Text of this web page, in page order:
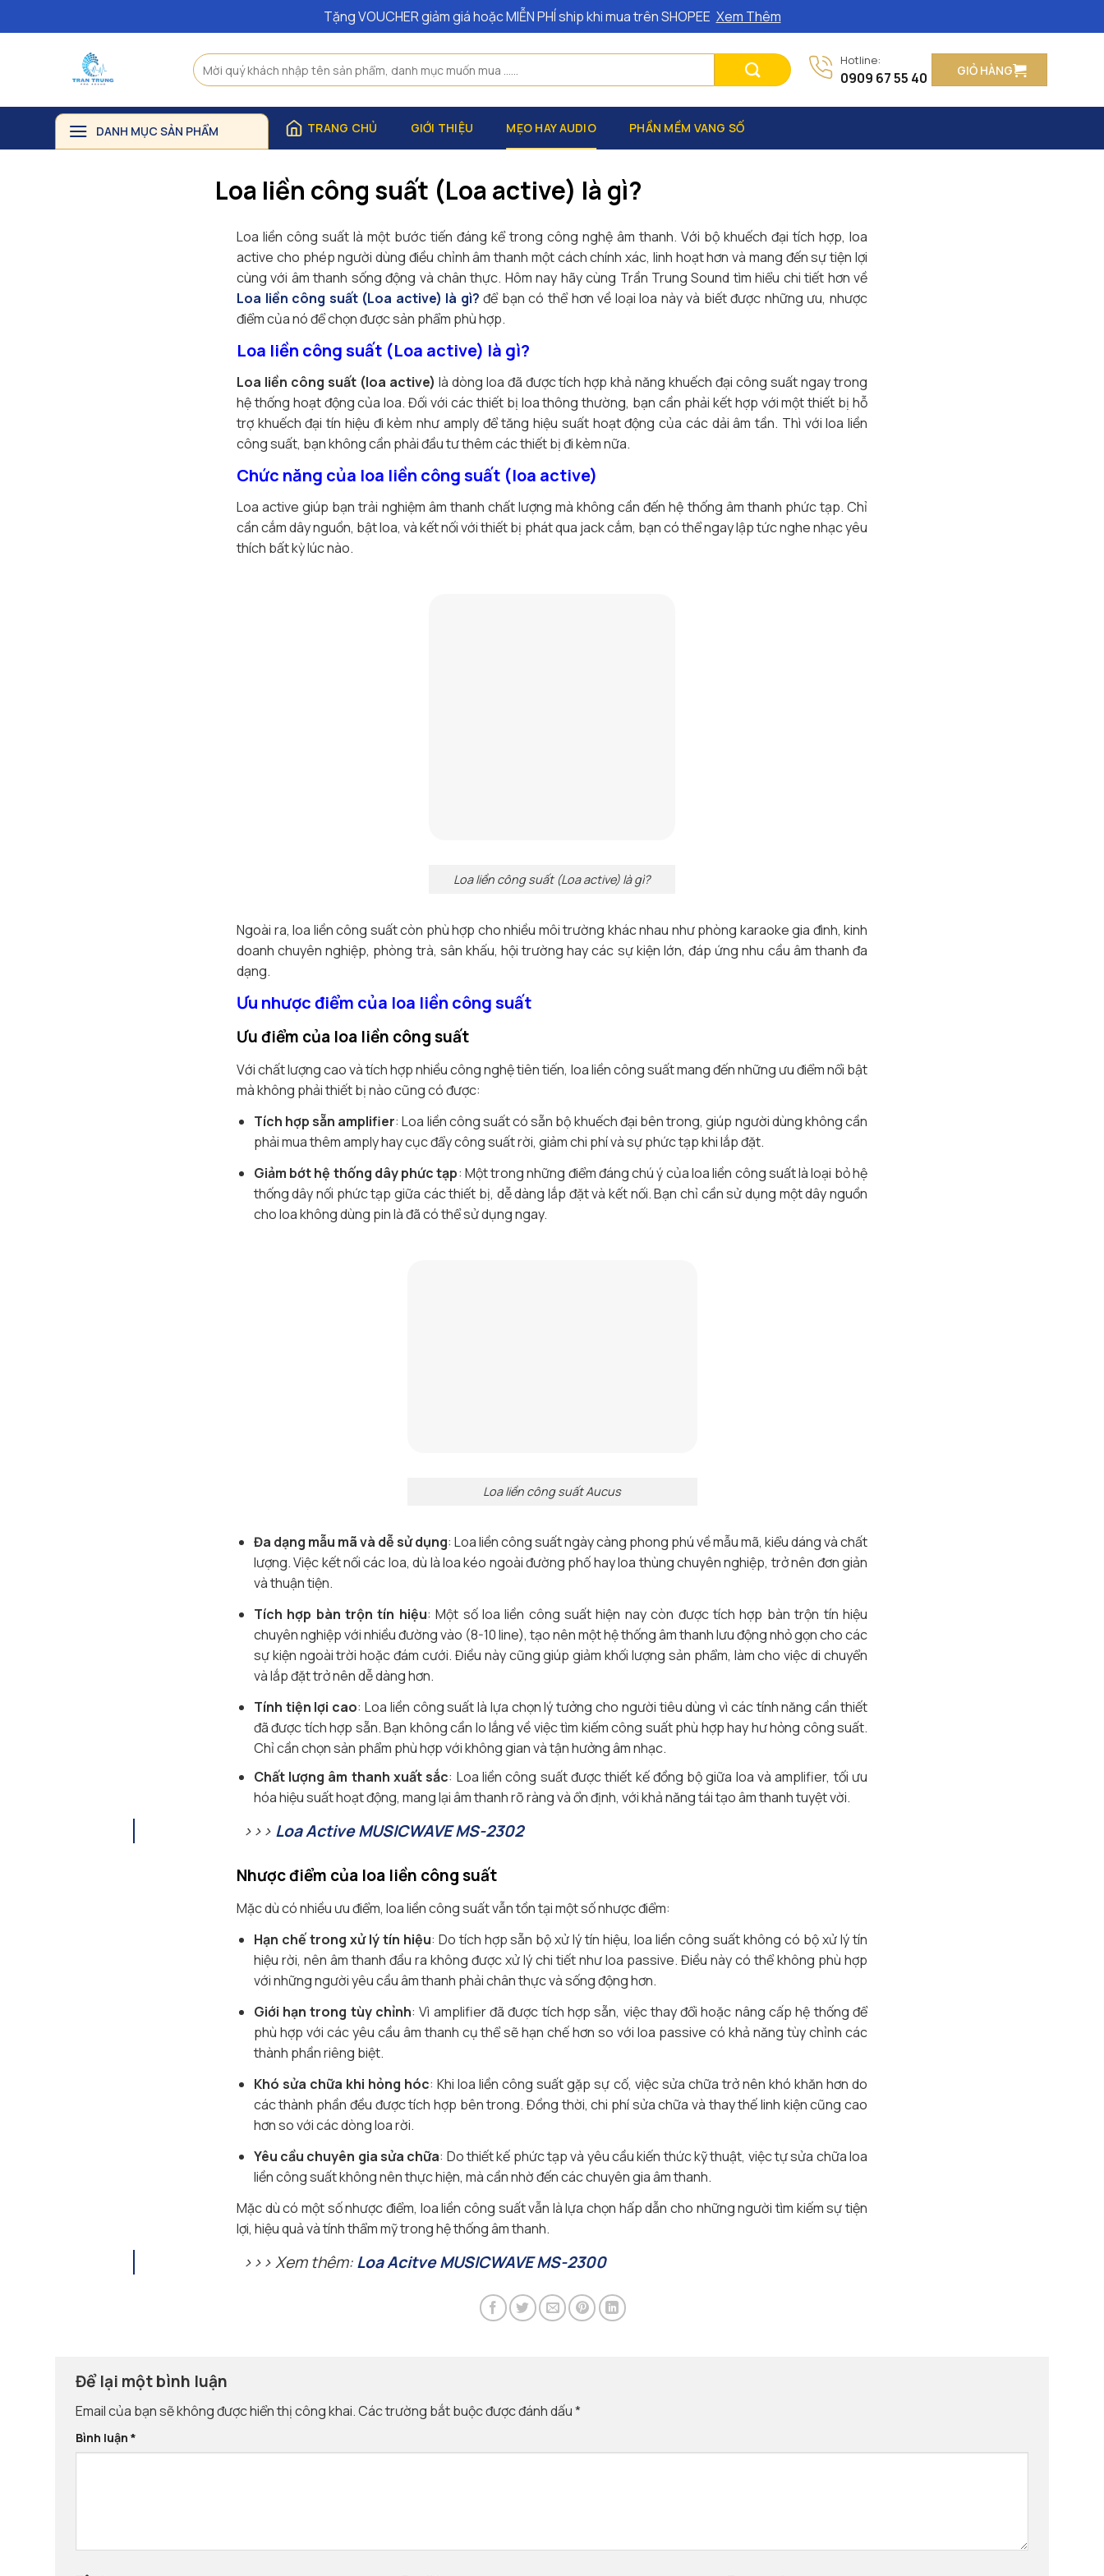
đến
Tặng VOUCHER giảm giá hoặc MIỄN PHÍ ship khi mua trên SHOPEE Xem Thêm
Tìm
kiếm:
Hotline:
0909 67 55 40 GIỎ HÀNG
DANH MỤC SẢN PHẨM TRANG CHỦ GIỚI THIỆU MẸO HAY AUDIO PHẦN MỀM VANG SỐ
Loa liền công suất (Loa active) là gì?
Loa liền công suất là một bước tiến đáng kể trong công nghệ âm thanh. Với bộ khuếch đại tích hợp, loa
active cho phép người dùng điều chỉnh âm thanh một cách chính xác, linh hoạt hơn và mang đến sự tiện lợi
cùng với âm thanh sống động và chân thực. Hôm nay hãy cùng Trần Trung Sound tìm hiểu chi tiết hơn về
Loa liền công suất (Loa active) là gì? để bạn có thể hơn về loại loa này và biết được những ưu, nhược
điểm của nó để chọn được sản phẩm phù hợp.
Loa liền công suất (Loa active) là gì?
Loa liền công suất (loa active) là dòng loa đã được tích hợp khả năng khuếch đại công suất ngay trong
hệ thống hoạt động của loa. Đối với các thiết bị loa thông thường, bạn cần phải kết hợp với một thiết bị hỗ
trợ khuếch đại tín hiệu đi kèm như amply để tăng hiệu suất hoạt động của các dải âm tần. Thì với loa liền
công suất, bạn không cần phải đầu tư thêm các thiết bị đi kèm nữa.
Chức năng của loa liền công suất (loa active)
Loa active giúp bạn trải nghiệm âm thanh chất lượng mà không cần đến hệ thống âm thanh phức tạp. Chỉ
cần cắm dây nguồn, bật loa, và kết nối với thiết bị phát qua jack cắm, bạn có thể ngay lập tức nghe nhạc yêu
thích bất kỳ lúc nào.
Loa liền công suất (Loa active) là gì?
Ngoài ra, loa liền công suất còn phù hợp cho nhiều môi trường khác nhau như phòng karaoke gia đình, kinh
doanh chuyên nghiệp, phòng trà, sân khấu, hội trường hay các sự kiện lớn, đáp ứng nhu cầu âm thanh đa
dạng.
Ưu nhược điểm của loa liền công suất
Ưu điểm của loa liền công suất
Với chất lượng cao và tích hợp nhiều công nghệ tiên tiến, loa liền công suất mang đến những ưu điểm nổi bật
mà không phải thiết bị nào cũng có được:
Tích hợp sẵn amplifier: Loa liền công suất có sẵn bộ khuếch đại bên trong, giúp người dùng không cần
phải mua thêm amply hay cục đẩy công suất rời, giảm chi phí và sự phức tạp khi lắp đặt.
Giảm bớt hệ thống dây phức tạp: Một trong những điểm đáng chú ý của loa liền công suất là loại bỏ hệ
thống dây nối phức tạp giữa các thiết bị, dễ dàng lắp đặt và kết nối. Bạn chỉ cần sử dụng một dây nguồn
cho loa không dùng pin là đã có thể sử dụng ngay.
Loa liền công suất Aucus
Đa dạng mẫu mã và dễ sử dụng: Loa liền công suất ngày càng phong phú về mẫu mã, kiểu dáng và chất
lượng. Việc kết nối các loa, dù là loa kéo ngoài đường phố hay loa thùng chuyên nghiệp, trở nên đơn giản
và thuận tiện.
Tích hợp bàn trộn tín hiệu: Một số loa liền công suất hiện nay còn được tích hợp bàn trộn tín hiệu
chuyên nghiệp với nhiều đường vào (8-10 line), tạo nên một hệ thống âm thanh lưu động nhỏ gọn cho các
sự kiện ngoài trời hoặc đám cưới. Điều này cũng giúp giảm khối lượng sản phẩm, làm cho việc di chuyển
và lắp đặt trở nên dễ dàng hơn.
Tính tiện lợi cao: Loa liền công suất là lựa chọn lý tưởng cho người tiêu dùng vì các tính năng cần thiết
đã được tích hợp sẵn. Bạn không cần lo lắng về việc tìm kiếm công suất phù hợp hay hư hỏng công suất.
Chỉ cần chọn sản phẩm phù hợp với không gian và tận hưởng âm nhạc.
Chất lượng âm thanh xuất sắc: Loa liền công suất được thiết kế đồng bộ giữa loa và amplifier, tối ưu
hóa hiệu suất hoạt động, mang lại âm thanh rõ ràng và ổn định, với khả năng tái tạo âm thanh tuyệt vời.
>>> Loa Active MUSICWAVE MS-2302
Nhược điểm của loa liền công suất
Mặc dù có nhiều ưu điểm, loa liền công suất vẫn tồn tại một số nhược điểm:
Hạn chế trong xử lý tín hiệu: Do tích hợp sẵn bộ xử lý tín hiệu, loa liền công suất không có bộ xử lý tín
hiệu rời, nên âm thanh đầu ra không được xử lý chi tiết như loa passive. Điều này có thể không phù hợp
với những người yêu cầu âm thanh phải chân thực và sống động hơn.
Giới hạn trong tùy chỉnh: Vì amplifier đã được tích hợp sẵn, việc thay đổi hoặc nâng cấp hệ thống để
phù hợp với các yêu cầu âm thanh cụ thể sẽ hạn chế hơn so với loa passive có khả năng tùy chỉnh các
thành phần riêng biệt.
Khó sửa chữa khi hỏng hóc: Khi loa liền công suất gặp sự cố, việc sửa chữa trở nên khó khăn hơn do
các thành phần đều được tích hợp bên trong. Đồng thời, chi phí sửa chữa và thay thế linh kiện cũng cao
hơn so với các dòng loa rời.
Yêu cầu chuyên gia sửa chữa: Do thiết kế phức tạp và yêu cầu kiến thức kỹ thuật, việc tự sửa chữa loa
liền công suất không nên thực hiện, mà cần nhờ đến các chuyên gia âm thanh.
Mặc dù có một số nhược điểm, loa liền công suất vẫn là lựa chọn hấp dẫn cho những người tìm kiếm sự tiện
lợi, hiệu quả và tính thẩm mỹ trong hệ thống âm thanh.
>>> Xem thêm:Loa Acitve MUSICWAVE MS-2300
Để lại một bình luận
Email của bạn sẽ không được hiển thị công khai.Các trường bắt buộc được đánh dấu*
Bình luận *